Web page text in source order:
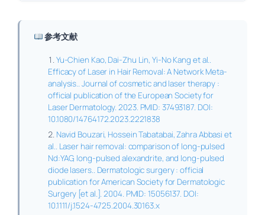
参考文献
Yu-Chien Kao, Dai-Zhu Lin, Yi-No Kang et al..
Efficacy of Laser in Hair Removal: A Network Meta-
analysis.. Journal of cosmetic and laser therapy :
official publication of the European Society for
Laser Dermatology. 2023. PMID: 37493187. DOI:
10.1080/14764172.2023.2221838
Navid Bouzari, Hossein Tabatabai, Zahra Abbasi et
al.. Laser hair removal: comparison of long-pulsed
Nd:YAG, long-pulsed alexandrite, and long-pulsed
diode lasers.. Dermatologic surgery : official
publication for American Society for Dermatologic
Surgery [et al.]. 2004. PMID: 15056137. DOI:
10.1111/j.1524-4725.2004.30163.x